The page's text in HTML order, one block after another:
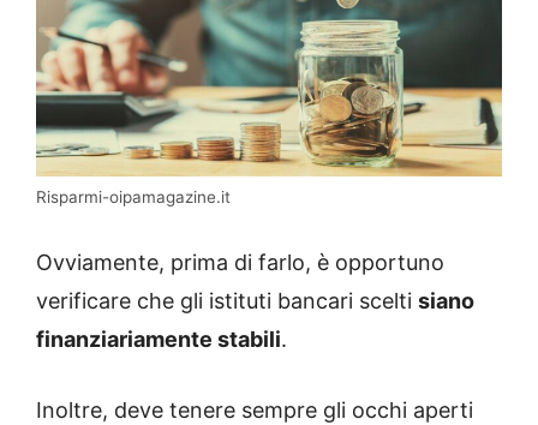
Risparmi-oipamagazine.it
Ovviamente, prima di farlo, è opportuno
verificare che gli istituti bancari scelti siano
finanziariamente stabili.
Inoltre, deve tenere sempre gli occhi aperti